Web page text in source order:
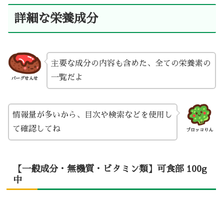
詳細な栄養成分
バーグせんせ
主要な成分の内容も含めた、全ての栄養素の
一覧だよ
ブロッコりん
情報量が多いから、目次や検索などを使用し
て確認してね
【一般成分・無機質・ビタミン類】可食部 100g
中